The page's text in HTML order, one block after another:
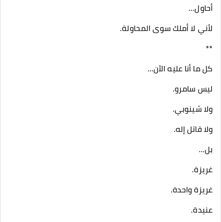
أحاول…
لأني لا أملك سوى المحاولة.
**
كل ما أنا عليه الآن…
ليس سامرو.
ولا شينوبي.
ولا قاتل إله.
بل…
غريزة.
غريزة واحدة.
عنيدة.